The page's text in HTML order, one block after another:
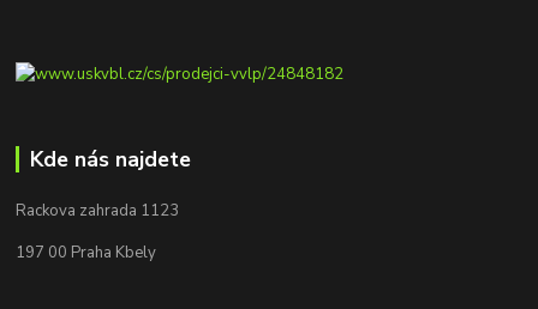
Kde nás najdete
Rackova zahrada 1123
197 00 Praha Kbely